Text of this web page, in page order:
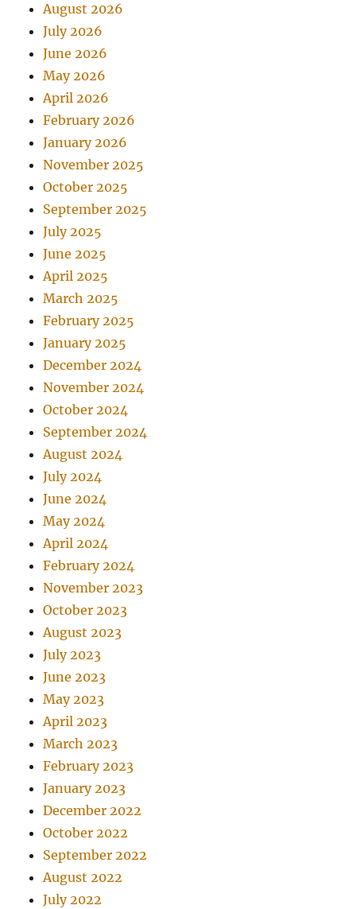
August 2026
July 2026
June 2026
May 2026
April 2026
February 2026
January 2026
November 2025
October 2025
September 2025
July 2025
June 2025
April 2025
March 2025
February 2025
January 2025
December 2024
November 2024
October 2024
September 2024
August 2024
July 2024
June 2024
May 2024
April 2024
February 2024
November 2023
October 2023
August 2023
July 2023
June 2023
May 2023
April 2023
March 2023
February 2023
January 2023
December 2022
October 2022
September 2022
August 2022
July 2022